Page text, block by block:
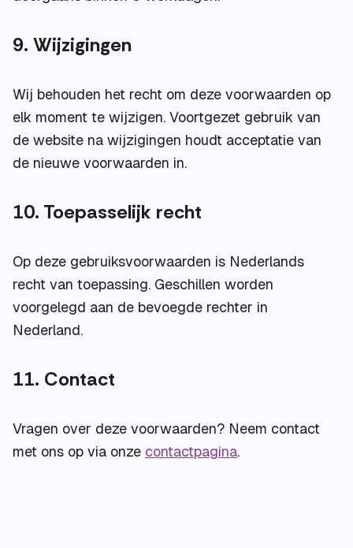
9. Wijzigingen
Wij behouden het recht om deze voorwaarden op
elk moment te wijzigen. Voortgezet gebruik van
de website na wijzigingen houdt acceptatie van
de nieuwe voorwaarden in.
10. Toepasselijk recht
Op deze gebruiksvoorwaarden is Nederlands
recht van toepassing. Geschillen worden
voorgelegd aan de bevoegde rechter in
Nederland.
11. Contact
Vragen over deze voorwaarden? Neem contact
met ons op via onze contactpagina.